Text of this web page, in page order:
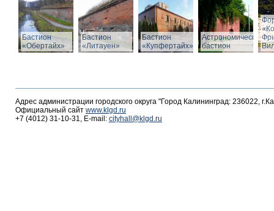
Бастион
«Обертайх»
Бастион
«Литауен»
Бастион
«Купфертайх»
Астрономический
бастион
Адрес администрации городского округа "Город Калининград: 236022,
Официальный сайт www.klgd.ru
+7 (4012) 31-10-31, E-mail: cityhall@klgd.ru